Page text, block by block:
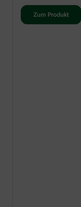
Zum Produkt